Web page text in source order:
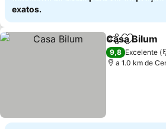
exatos.
Partilhar
Casa Bilum
9,8 Excelente
a 1.0 km de